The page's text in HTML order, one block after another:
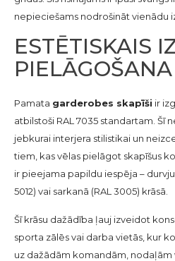
nepieciešams nodrošināt vienādu
ESTĒTISKAIS
PIELĀGOŠANA
Pamata garderobes skapīši ir
atbilstoši RAL 7035 standartam. Šī
jebkurai interjera stilistikai un
tiem, kas vēlas pielāgot skapīšus
ir pieejama papildu iespēja – durvju
5012) vai sarkanā (RAL 3005) krāsā.
Šī krāsu dažādība ļauj izveidot
sporta zālēs vai darba vietās, kur
uz dažādām komandām, nodaļām